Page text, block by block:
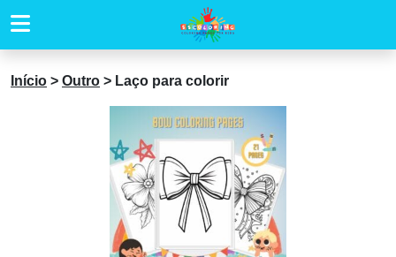
Início > Outro > Laço para colorir